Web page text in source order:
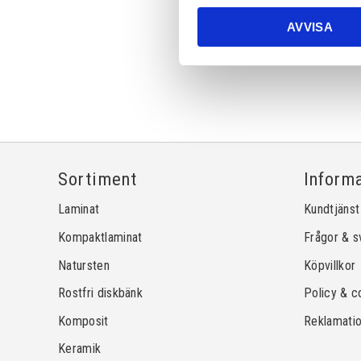
AVVISA
Sortiment
Laminat
Kompaktlaminat
Natursten
Rostfri diskbänk
Komposit
Keramik
Kundtjänst
Frågor &
Köpvillkor
Policy &